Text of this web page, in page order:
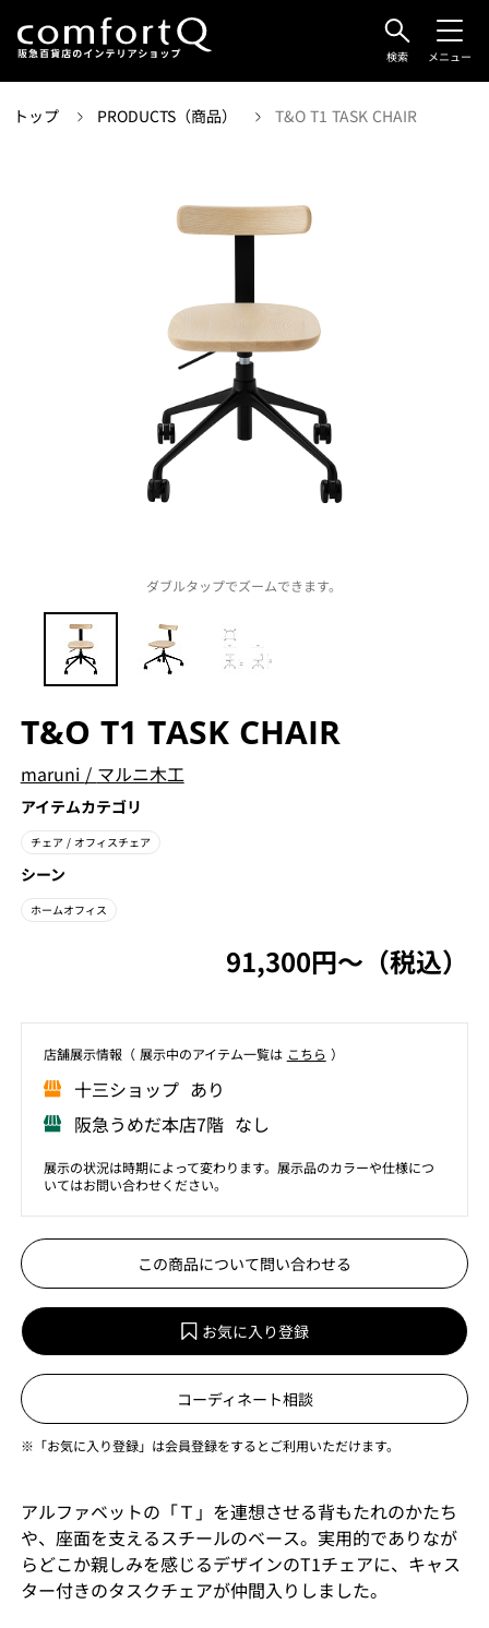
検索 メニュー
トップ PRODUCTS（商品） T&O T1 TASK CHAIR
ダブルタップでズームできます。
T&O T1 TASK CHAIR
maruni / マルニ木工
アイテムカテゴリ
チェア / オフィスチェア
シーン
ホームオフィス
91,300円〜（税込）
店舗展⽰情報（ 展⽰中のアイテム⼀覧は こちら ）
⼗三ショップ あり
阪急うめだ本店7階 なし
展示の状況は時期によって変わります。展示品のカラーや仕様につ
いてはお問い合わせください。
この商品について問い合わせる
お気に入り登録
コーディネート相談
※「お気に入り登録」は会員登録をするとご利用いただけます。
アルファベットの「Ｔ」を連想させる背もたれのかたち
や、座面を支えるスチールのベース。実用的でありなが
らどこか親しみを感じるデザインのT1チェアに、キャス
ター付きのタスクチェアが仲間入りしました。